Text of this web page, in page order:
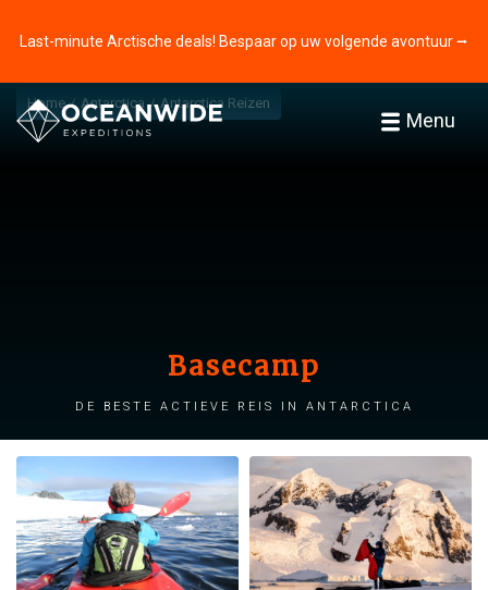
Last-minute Arctische deals! Bespaar op uw volgende avontuur ⭢
Menu
Home Antarctica Antarctica Reizen
Basecamp
De beste actieve reis in Antarctica